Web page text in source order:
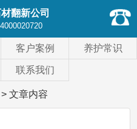
材翻新公司
4000020720
客户案例 养护常识
联系我们
> 文章内容